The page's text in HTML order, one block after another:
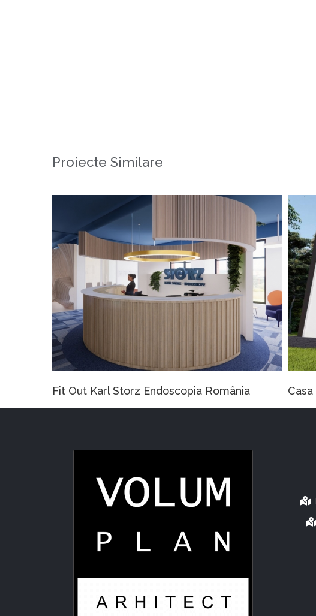
Proiecte Similare
Karl Storz Endoscopia România Casa PUSTNICUL